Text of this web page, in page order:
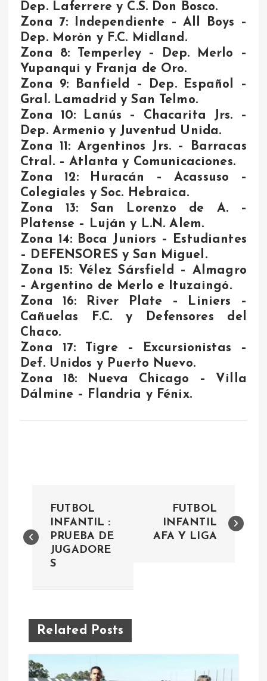
Dep. Laferrere y C.S. Don Bosco.
Zona 7: Independiente – All Boys –
Dep. Morón y F.C. Midland.
Zona 8: Temperley – Dep. Merlo –
Yupanqui y Franja de Oro.
Zona 9: Banfield – Dep. Español –
Gral. Lamadrid y San Telmo.
Zona 10: Lanús – Chacarita Jrs. –
Dep. Armenio y Juventud Unida.
Zona 11: Argentinos Jrs. – Barracas
Ctral. – Atlanta y Comunicaciones.
Zona 12:Huracán – Acassuso –
Colegiales y Soc. Hebraica.
Zona 13: San Lorenzo de A. –
Platense – Luján y L.N. Alem.
Zona 14:Boca Juniors – Estudiantes
–
DEFENSORES y San Miguel.
Zona 15: Vélez Sársfield – Almagro
– Argentino de Merlo e Ituzaingó.
Zona 16: River Plate – Liniers –
Cañuelas F.C. y Defensores del
Chaco.
Zona 17: Tigre – Excursionistas –
Def. Unidos y Puerto Nuevo.
Zona 18: Nueva Chicago – Villa
Dálmine – Flandria y Fénix.
a
g
a
c
FUTBOL
INFANTIL :
PRUEBA DE
JUGADORE
S
FUTBOL
INFANTIL
AFA Y LIGA
Related Posts